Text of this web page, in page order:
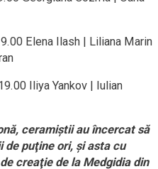
Elena Ilash | Liliana Marin
Iliya Yankov | Iulian
ceramiştii au încercat să
de puţine ori, şi asta cu
creaţie de la Medgidia din